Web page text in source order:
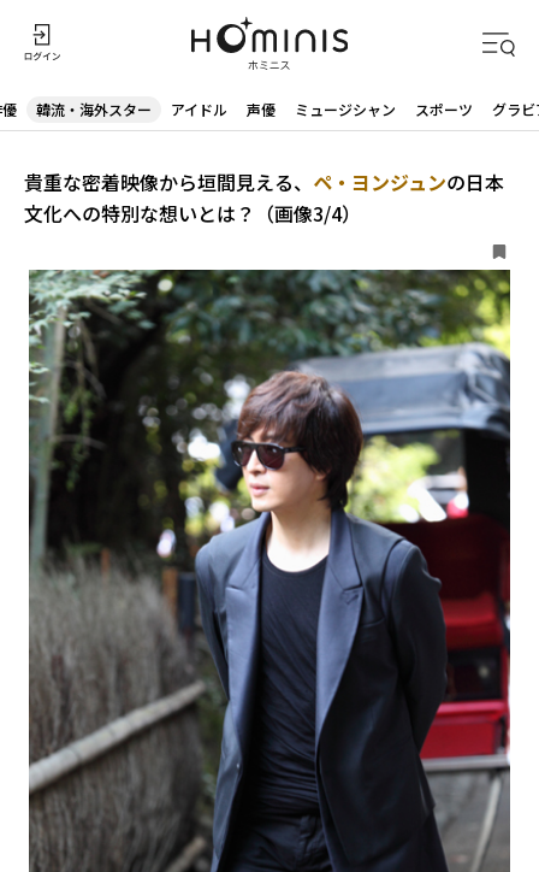
韓流・海外スター アイドル 声優 ミュージシャン スポーツ グラビ
貴重な密着映像から垣間見える、 ペ・ヨンジュンの日本
文化への特別な想いとは？（画像3/4）